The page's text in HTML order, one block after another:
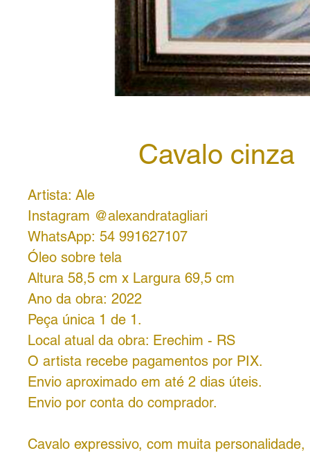
Cavalo cinza
Artista: Ale
Instagram @alexandratagliari
WhatsApp: 54 991627107
Óleo sobre tela
Altura 58,5 cm x Largura 69,5 cm
Ano da obra: 2022
Peça única 1 de 1.
Local atual da obra: Erechim - RS
O artista recebe pagamentos por PIX.
Envio aproximado em até 2 dias úteis.
Envio por conta do comprador.
Cavalo expressivo, com muita